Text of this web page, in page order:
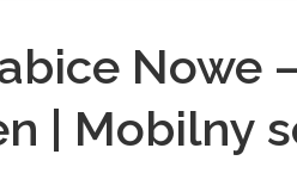
Nowe
| Mobilny